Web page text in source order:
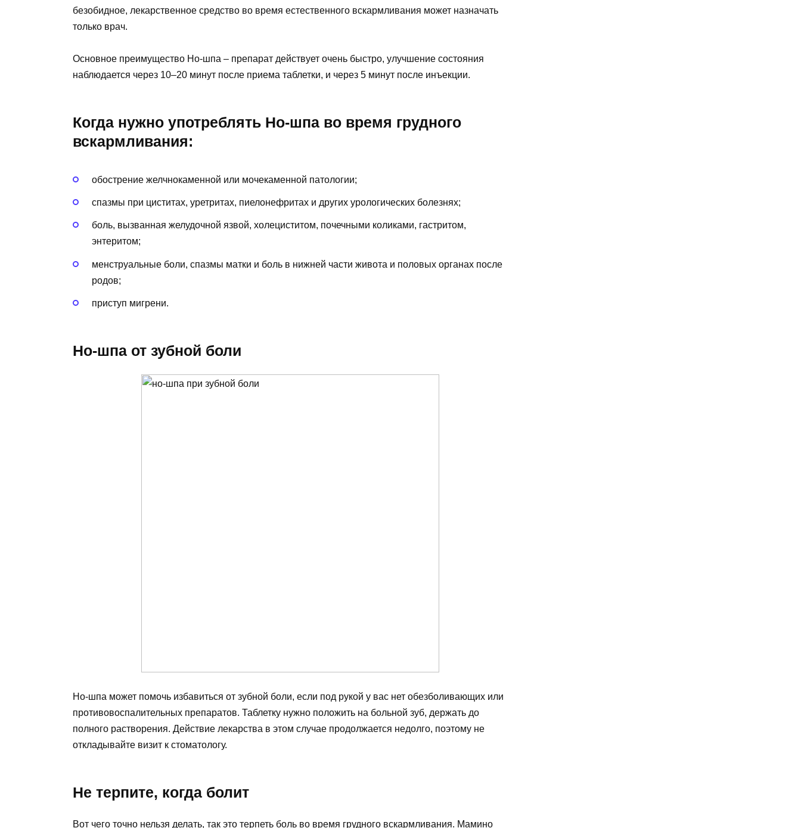
безобидное, лекарственное средство во время естественного вскармливания может назначать
только врач.
Основное преимущество Но-шпа – препарат действует очень быстро, улучшение состояния
наблюдается через 10–20 минут после приема таблетки, и через 5 минут после инъекции.
Когда нужно употреблять Но-шпа во время грудного
вскармливания:
обострение желчнокаменной или мочекаменной патологии;
спазмы при циститах, уретритах, пиелонефритах и других урологических болезнях;
боль, вызванная желудочной язвой, холециститом, почечными коликами, гастритом,
энтеритом;
менструальные боли, спазмы матки и боль в нижней части живота и половых органах после
родов;
приступ мигрени.
Но-шпа от зубной боли
Но-шпа может помочь избавиться от зубной боли, если под рукой у вас нет обезболивающих или
противовоспалительных препаратов. Таблетку нужно положить на больной зуб, держать до
полного растворения. Действие лекарства в этом случае продолжается недолго, поэтому не
откладывайте визит к стоматологу.
Не терпите, когда болит
Вот чего точно нельзя делать, так это терпеть боль во время грудного вскармливания. Мамино